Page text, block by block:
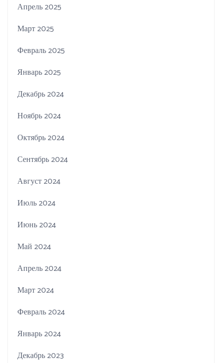
Апрель 2025
Март 2025
Февраль 2025
Январь 2025
Декабрь 2024
Ноябрь 2024
Октябрь 2024
Сентябрь 2024
Август 2024
Июль 2024
Июнь 2024
Май 2024
Апрель 2024
Март 2024
Февраль 2024
Январь 2024
Декабрь 2023